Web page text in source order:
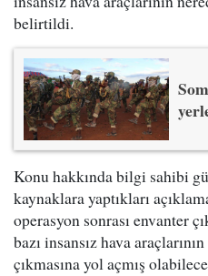
belirtildi.
Konu hakkında bilgi sahibi
kaynaklara yaptıkları
operasyon sonrası envanter
bazı insansız hava
çıkmasına yol açmış